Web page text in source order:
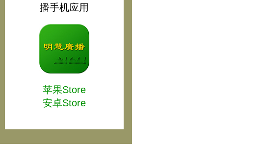
播手机应用
苹果Store
安卓Store